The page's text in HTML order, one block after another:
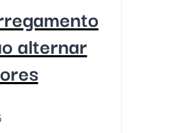
alternar